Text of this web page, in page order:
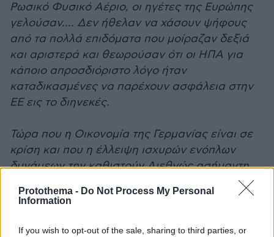
Protothema - Do Not Process My Personal
Information
If you wish to opt-out of the sale, sharing to third parties, or
Ρωσικό Φυσικό Αέριο, οι ηγέτες της Ευρώπης
γελούσαν…. Δεν ήθελαν να χάσουν ψήφους
από τα πολλά επιδόματα που μοίραζαν δεξιά
και αριστερά και θεωρούσαν ότι οι ΗΠΑ για
κάποιο απροσδιόριστο λόγο ήταν
καταδικασμένες να παρέχουν ασφάλεια στην
ΕΕ εις το διηνεκές.
Τώρα που η Οικονομία της Γερμανίας είναι σε
κρίση και που η έλλειψη ισχυρών ενόπλων
δυνάμεων την καθιστούν Διεθνώς ασήμαντη,
μεγάλη «ατμομηχανή» της Ευρώπης. Μία χώρα